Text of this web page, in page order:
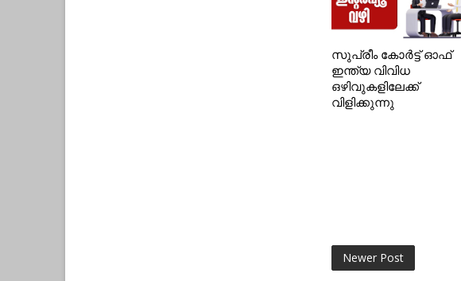
സുപ്രീം കോർട്ട് ഓഫ്
ഇന്ത്യ വിവിധ
ഒഴിവുകളിലേക്ക്
വിളിക്കുന്നു
Newer Post